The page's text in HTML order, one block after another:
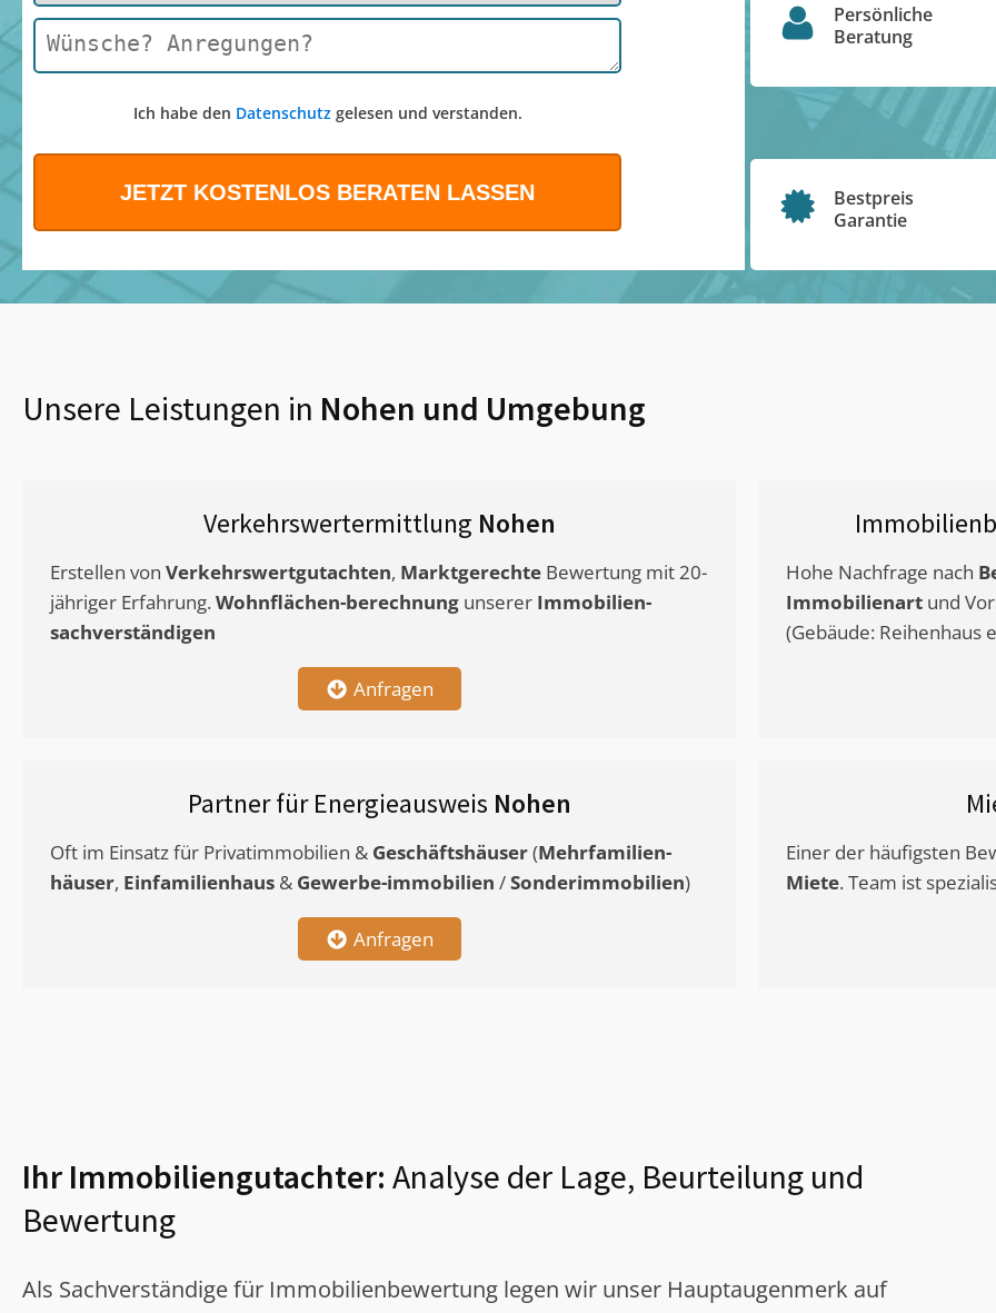
Ich habe den Datenschutzgelesen und verstanden.
Persönliche
Beratung
Bestpreis
Garantie
Unsere Leistungen in Nohen und Umgebung
Verkehrswertermittlung Nohen
Erstellen von Verkehrswertgutachten, Marktgerechte Bewertung mit 20-
jähriger Erfahrung. Wohnflächen-berechnung unserer Immobilien-
sachverständigen
Anfragen
Hohe Nachfrage nach
Immobilienart und
(Gebäude: Reihenhaus
Partner für Energieausweis Nohen
Oft im Einsatz für Privatimmobilien & Geschäftshäuser(Mehrfamilien-
häuser, Einfamilienhaus & Gewerbe-immobilien /Sonderimmobilien)
Anfragen
Einer der häufigsten
Miete. Team ist
Ihr Immobiliengutachter: Analyse der Lage, Beurteilung und
Bewertung
Als Sachverständige für Immobilienbewertung legen wir unser Hauptaugenmerk auf